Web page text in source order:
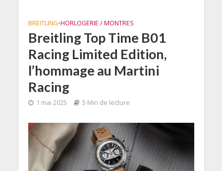
BREITLING•HORLOGERIE / MONTRES
Breitling Top Time B01
Racing Limited Edition,
l’hommage au Martini
Racing
1 mai 2025 5 Min de lecture